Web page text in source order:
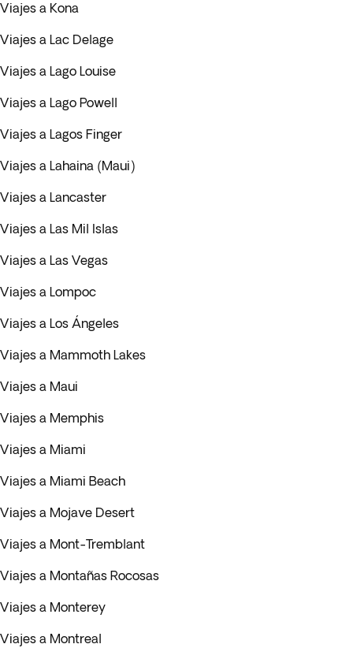
Viajes a Kona
Viajes a Lac Delage
Viajes a Lago Louise
Viajes a Lago Powell
Viajes a Lagos Finger
Viajes a Lahaina (Maui)
Viajes a Lancaster
Viajes a Las Mil Islas
Viajes a Las Vegas
Viajes a Lompoc
Viajes a Los Ángeles
Viajes a Mammoth Lakes
Viajes a Maui
Viajes a Memphis
Viajes a Miami
Viajes a Miami Beach
Viajes a Mojave Desert
Viajes a Mont-Tremblant
Viajes a Montañas Rocosas
Viajes a Monterey
Viajes a Montreal